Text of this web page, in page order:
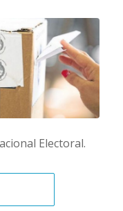
Electoral.